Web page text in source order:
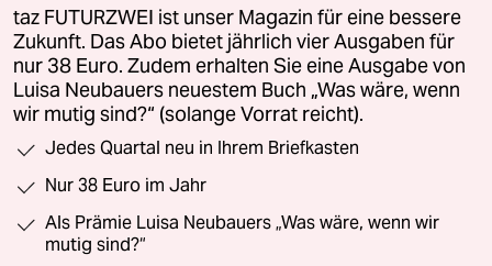
taz FUTURZWEI ist unser Magazin für eine bessere
Zukunft. Das Abo bietet jährlich vier Ausgaben für
nur 38 Euro. Zudem erhalten Sie eine Ausgabe von
Luisa Neubauers neuestem Buch „Was wäre, wenn
wir mutig sind?“ (solange Vorrat reicht).
Jedes Quartal neu in Ihrem Briefkasten
Nur 38 Euro im Jahr
Als Prämie Luisa Neubauers „Was wäre, wenn wir
mutig sind?“